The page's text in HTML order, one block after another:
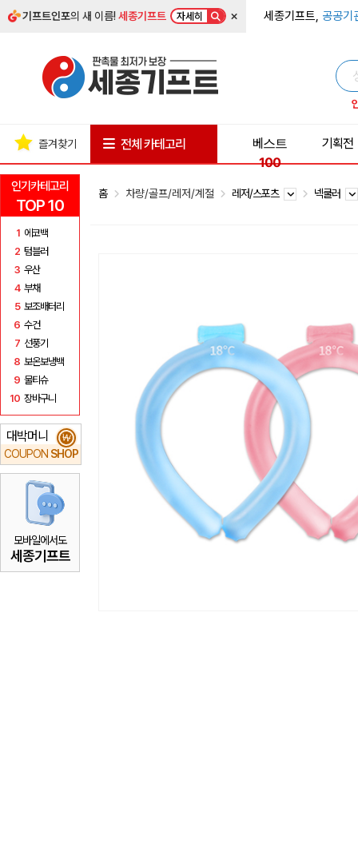
기프트인포의 새 이름!세종기프트 자세히 × 세종기프트, 공공기
인기카테고리
TOP 10
1 에코백
2 텀블러
3 우산
4 부채
5 보조배터리
6 수건
7 선풍기
8 보온보냉백
9 물티슈
10 장바구니
대박머니
COUPON SHOP
₩
모바일에서도
세종기프트
즐겨찾기 전체 카테고리
베스트
100
기획전
홈 차량/골프/레저/계절 레저/스포츠 넥쿨러